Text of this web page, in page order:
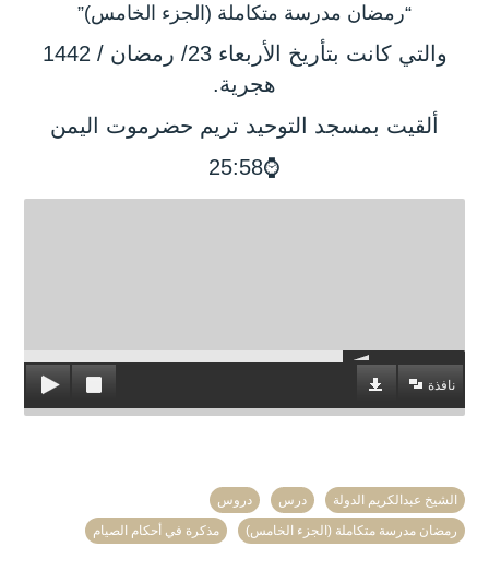
“رمضان مدرسة متكاملة (الجزء الخامس)”
والتي كانت بتأريخ الأربعاء 23/ رمضان / 1442
هجرية.
ألقيت بمسجد التوحيد تريم حضرموت اليمن
⌚25:58
نافذة
الشيخ عبدالكريم الدولة درس
دروس
رمضان مدرسة متكاملة (الجزء الخامس)
مذكرة في أحكام الصيام